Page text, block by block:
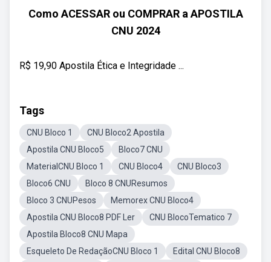
Como ACESSAR ou COMPRAR a APOSTILA
CNU 2024
R$ 19,90 Apostila Ética e Integridade ...
Tags
CNU Bloco 1
CNU Bloco2 Apostila
Apostila CNU Bloco5
Bloco7 CNU
MaterialCNU Bloco 1
CNU Bloco4
CNU Bloco3
Bloco6 CNU
Bloco 8 CNUResumos
Bloco 3 CNUPesos
Memorex CNU Bloco4
Apostila CNU Bloco8 PDF Ler
CNU BlocoTematico 7
Apostila Bloco8 CNU Mapa
Esqueleto De RedaçãoCNU Bloco 1
Edital CNU Bloco8